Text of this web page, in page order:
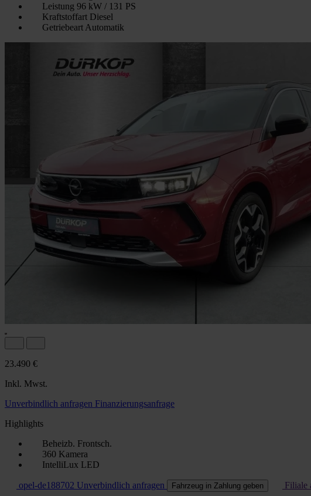
Leistung 96 kW / 131 PS
Kraftstoffart Diesel
Getriebeart Automatik
23.490 €
Inkl. Mwst.
Unverbindlich anfragen Finanzierungsanfrage
Highlights
Beheizb. Frontsch.
360 Kamera
IntelliLux LED
opel-de188702 Unverbindlich anfragen Fahrzeug in Zahlung geben Filiale